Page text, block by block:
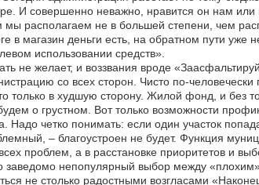
И совершенно неважно, нравится он нам или
располагаем не в большей степени, чем
в магазин деньги есть, на обратном пути уже
использовании средств».
не желает, и воззвания вроде
со всех сторон. Чисто по-
только в худшую сторону. Жилой фонд, и без
о грустном. Вот только возможности
Надо четко понимать: если один участок
– благоустроен не будет. Функция
проблем, а в расстановке приоритетов и
заведомо непопулярный выбор между
не столько радостными возгласами